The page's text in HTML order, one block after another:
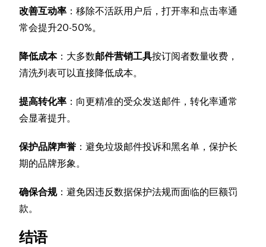
改善互动率 ：移除不活跃用户后，打开率和点击率通
常会提升20-50%。
降低成本：大多数邮件营销工具按订阅者数量收费，
清洗列表可以直接降低成本。
提高转化率 ：向更精准的受众发送邮件，转化率通常
会显著提升。
保护品牌声誉 ：避免垃圾邮件投诉和黑名单，保护长
期的品牌形象。
确保合规：避免因违反数据保护法规而面临的巨额罚
款。
结语